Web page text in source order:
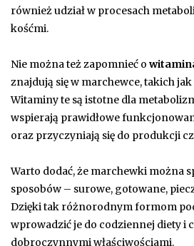
również udział w procesach
kośćmi.
Nie można też zapomnieć o
znajdują się w marchewce, takich jak
Witaminy te są istotne dla
wspierają prawidłowe
oraz przyczyniają się do produkcji
Warto dodać, że marchewki można
sposobów – surowe, gotowane,
Dzięki tak różnorodnym formom
wprowadzić je do codziennej diety i
dobroczynnymi właściwościami.